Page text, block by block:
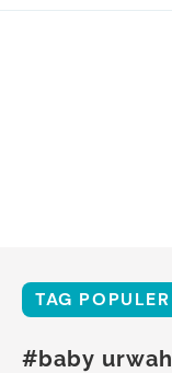
TAG POPULER
#baby urwah